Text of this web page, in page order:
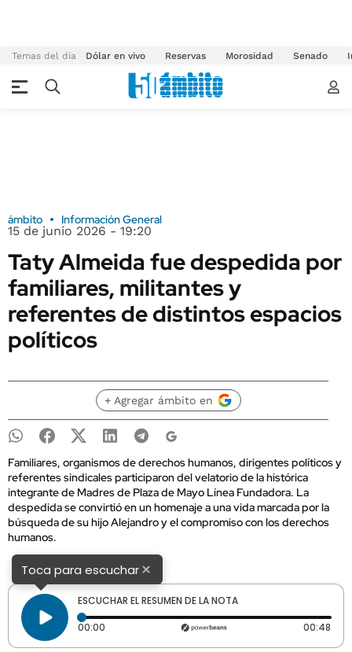
Temas del día Dólar en vivo Reservas Morosidad Senado
ámbito Información General
15 de junio 2026 - 19:20
Taty Almeida fue despedida por
familiares, militantes y
referentes de distintos espacios
políticos
+ Agregar ámbito en
Familiares, organismos de derechos humanos, dirigentes políticos y
referentes sindicales participaron del velatorio de la histórica
integrante de Madres de Plaza de Mayo Línea Fundadora. La
despedida se convirtió en un homenaje a una vida marcada por la
búsqueda de su hijo Alejandro y el compromiso con los derechos
humanos.
Toca para escuchar×
ESCUCHAR EL RESUMEN DE LA NOTA
00:00 Tiempo transcurrido: 0 segundos 00:48